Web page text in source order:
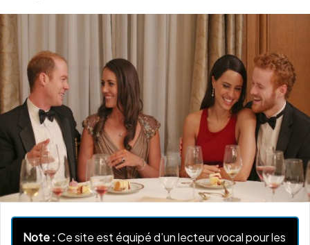
un
courriel
Note :Ce site est équipé d’un lecteur vocal pour les